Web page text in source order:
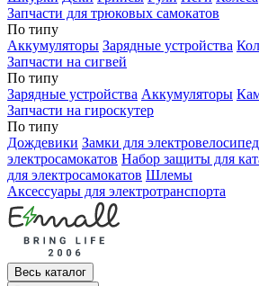
Запчасти для трюковых самокатов
По типу
Аккумуляторы Зарядные устройства
Запчасти на сигвей
По типу
Зарядные устройства Аккумуляторы
Запчасти на гироскутер
По типу
Дождевики Замки для
электросамокатов Набор защиты для
для электросамокатов Шлемы
Аксессуары для электротранспорта
Весь каталог